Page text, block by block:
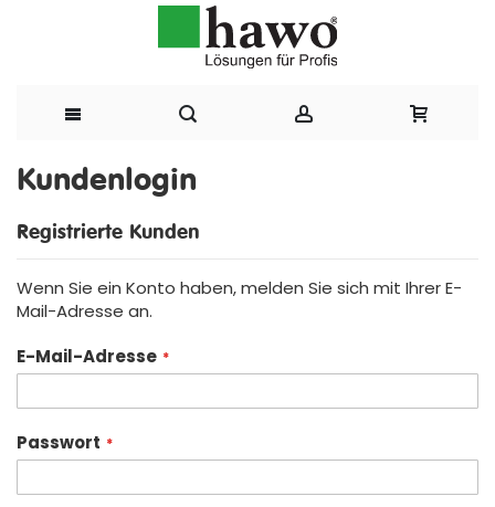
Inhalt
Kundenlogin
Registrierte Kunden
Wenn Sie ein Konto haben, melden Sie sich mit Ihrer E-
Mail-Adresse an.
E-Mail-Adresse
Passwort